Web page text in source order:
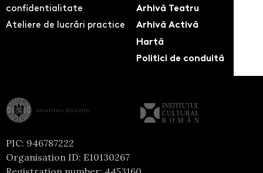
confidentialitate
Ateliere de lucrări practice
Arhivă Teatru
Arhivă Activă
Hartă
Politici de conduită
PIC: 946787222
Organisation ID: E10130267